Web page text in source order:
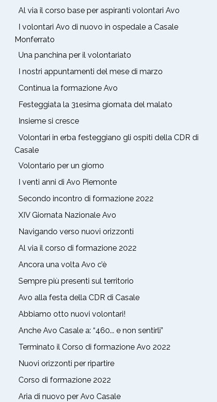
Al via il corso base per aspiranti volontari Avo
I volontari Avo di nuovo in ospedale a Casale
Monferrato
Una panchina per il volontariato
I nostri appuntamenti del mese di marzo
Continua la formazione Avo
Festeggiata la 31esima giornata del malato
Insieme si cresce
Volontari in erba festeggiano gli ospiti della CDR di
Casale
Volontario per un giorno
I venti anni di Avo Piemonte
Secondo incontro di formazione 2022
XIV Giornata Nazionale Avo
Navigando verso nuovi orizzonti
Al via il corso di formazione 2022
Ancora una volta Avo c’è
Sempre più presenti sul territorio
Avo alla festa della CDR di Casale
Abbiamo otto nuovi volontari!
Anche Avo Casale a: “460... e non sentirli”
Terminato il Corso di formazione Avo 2022
Nuovi orizzonti per ripartire
Corso di formazione 2022
Aria di nuovo per Avo Casale